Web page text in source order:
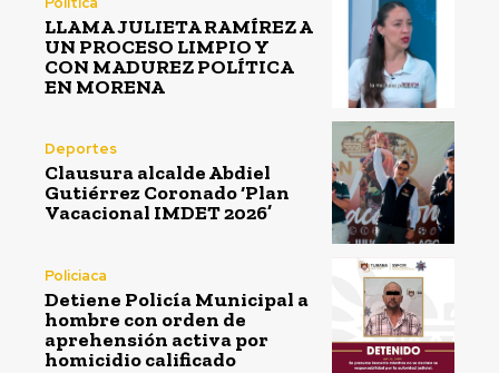
LLAMA JULIETA RAMÍREZ A
UN PROCESO LIMPIO Y
CON MADUREZ POLÍTICA
EN MORENA
Deportes
Clausura alcalde Abdiel
Gutiérrez Coronado ‘Plan
Vacacional IMDET 2026’
Policiaca
Detiene Policía Municipal a
hombre con orden de
aprehensión activa por
homicidio calificado